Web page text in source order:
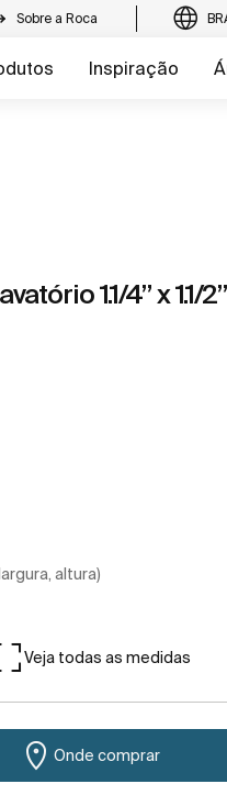
Sobre a Roca
Inspiração
1.1/4” x 1.1/2”
altura)
Veja todas as medidas
Onde comprar